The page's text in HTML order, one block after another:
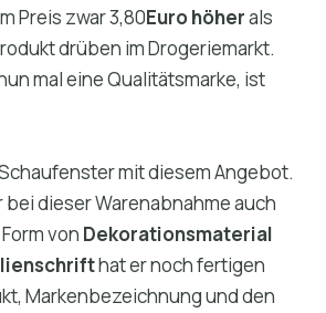
Preis zwar 3,80Euro höherals
drüben im Drogeriemarkt.
mal eine Qualitätsmarke, ist
mit diesem Angebot.
dieser Warenabnahme auch
von Dekorationsmaterial
hat er noch fertigen
Markenbezeichnung und den